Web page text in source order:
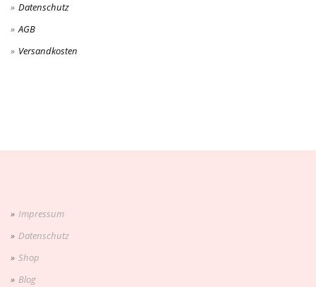
Datenschutz
AGB
Versandkosten
Impressum
Datenschutz
Shop
Blog